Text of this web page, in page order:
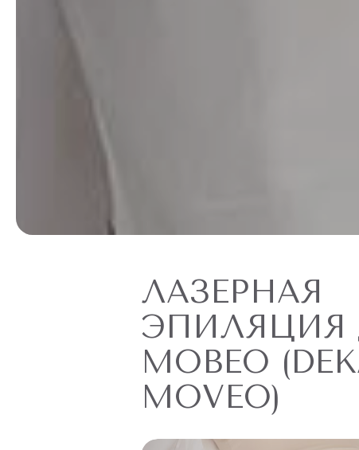
ЛАЗЕРНАЯ
ЭПИЛЯЦИЯ
МОВЕО
MOVEO)